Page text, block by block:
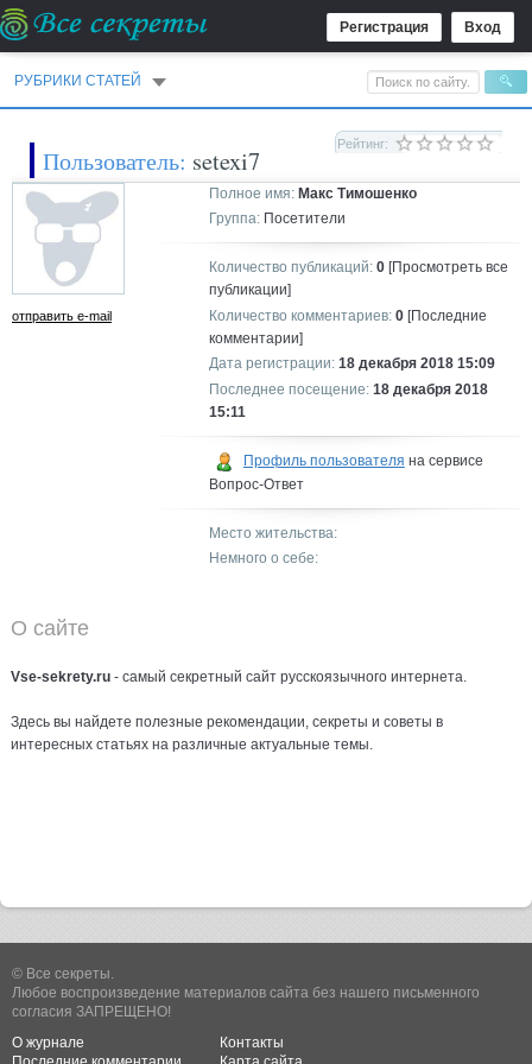
Регистрация Вход
РУБРИКИ СТАТЕЙ
Пользователь: setexi7 Рейтинг:
отправить e-mail
Полное имя: Макс Тимошенко
Группа:Посетители
Количество публикаций: 0[Просмотреть все
публикации]
Количество комментариев: 0[Последние
комментарии]
Дата регистрации: 18 декабря 2018 15:09
Последнее посещение: 18 декабря 2018
15:11
Профиль пользователя на сервисе
Вопрос-Ответ
Место жительства:
Немного о себе:
О сайте
Vse-sekrety.ru - самый секретный сайт русcкоязычного интернета.
Здесь вы найдете полезные рекомендации, секреты и советы в
интересных статьях на различные актуальные темы.
© Все секреты.
Любое воспроизведение материалов сайта без нашего письменного
согласия ЗАПРЕЩЕНО!
О журнале
Контакты